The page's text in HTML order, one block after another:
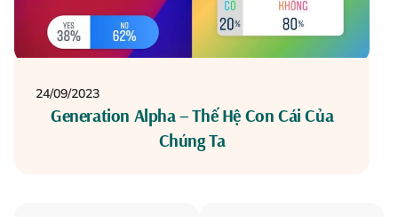
24/09/2023
Generation Alpha – Thế Hệ Con Cái Của
Chúng Ta